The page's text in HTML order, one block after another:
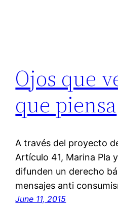
Ojos que
que piensa
A través del proyecto
Artículo 41, Marina Pla
difunden un derecho
mensajes anti
June 11, 2015